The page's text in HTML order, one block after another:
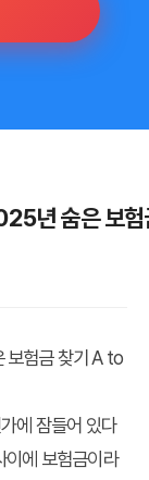
년 숨은 보
보험금 찾기 A to
에 잠들어 있다
이에 보험금이라